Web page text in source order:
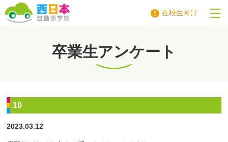
在校生向け
卒業生アンケート
10
2023.03.12